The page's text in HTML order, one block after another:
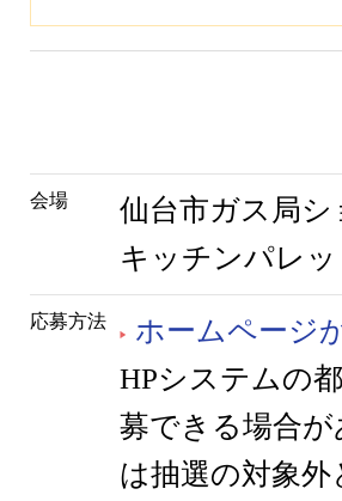
会場
仙台市ガス局
キッチンパレッ
応募方法
ホームページ
HPシステムの
募できる場合
は抽選の対象外